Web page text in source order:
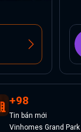
+98
Tin bán mới
Vinhomes Grand